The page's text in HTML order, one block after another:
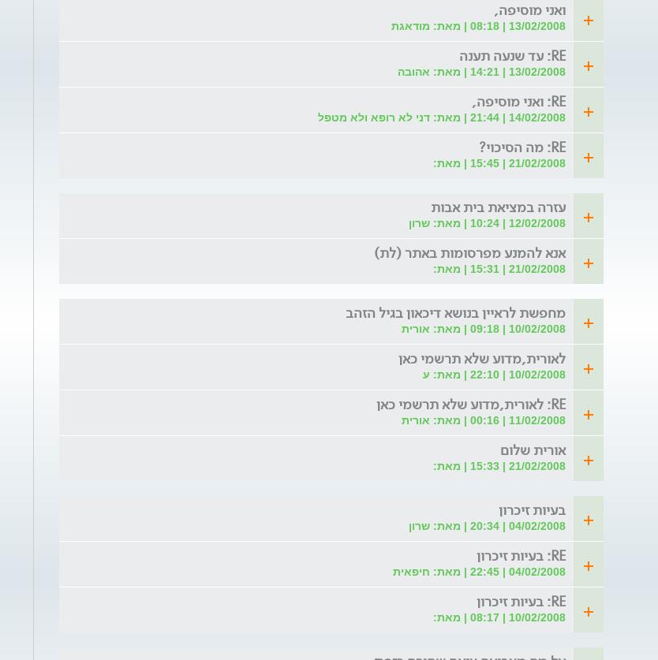
ואני מוסיפה,
13/02/2008 | 08:18 | מאת: מודאגת
RE: עד שנעה תענה
13/02/2008 | 14:21 | מאת: אהובה
RE: ואני מוסיפה,
14/02/2008 | 21:44 | מאת: דני לא רופא ולא מטפל
RE: מה הסיכוי?
21/02/2008 | 15:45 | מאת:
עזרה במציאת בית אבות
12/02/2008 | 10:24 | מאת: שרון
אנא להמנע מפרסומות באתר (לת)
21/02/2008 | 15:31 | מאת:
מחפשת לראיין בנושא דיכאון בגיל הזהב
10/02/2008 | 09:18 | מאת: אורית
לאורית,מדוע שלא תרשמי כאן
10/02/2008 | 22:10 | מאת: ע
RE: לאורית,מדוע שלא תרשמי כאן
11/02/2008 | 00:16 | מאת: אורית
אורית שלום
21/02/2008 | 15:33 | מאת:
בעיות זיכרון
04/02/2008 | 20:34 | מאת: שרון
RE: בעיות זיכרון
04/02/2008 | 22:45 | מאת: חיפאית
RE: בעיות זיכרון
10/02/2008 | 08:17 | מאת: